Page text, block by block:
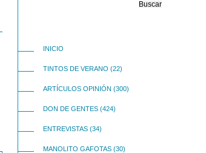
INICIO
TINTOS DE VERANO (22)
ARTÍCULOS OPINIÓN (300)
DON DE GENTES (424)
ENTREVISTAS (34)
MANOLITO GAFOTAS (30)